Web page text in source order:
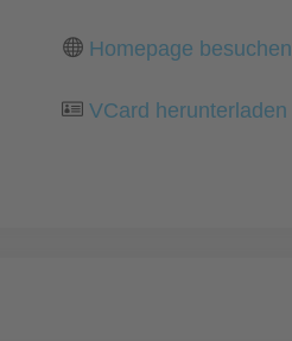
Homepage besuchen
VCard herunterladen